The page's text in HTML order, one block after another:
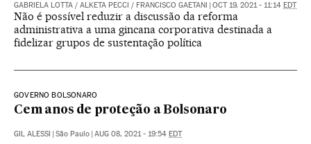
GABRIELA LOTTA / ALKETA PECCI / FRANCISCO GAETANI OCT 19, 2021 - 11:14 EDT
Não é possível reduzir a discussão da reforma
administrativa a uma gincana corporativa destinada a
fidelizar grupos de sustentação política
GOVERNO BOLSONARO
Cem anos de proteção a Bolsonaro
GIL ALESSI São Paulo AUG 08, 2021 - 19:54 EDT